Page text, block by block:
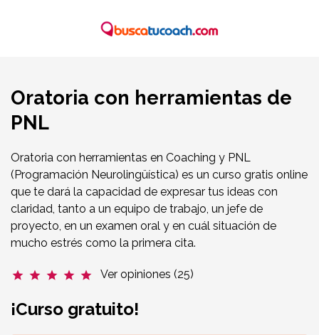
Oratoria con herramientas de
PNL
Oratoria con herramientas en Coaching y PNL
(Programación Neurolingüística) es un curso gratis online
que te dará la capacidad de expresar tus ideas con
claridad, tanto a un equipo de trabajo, un jefe de
proyecto, en un examen oral y en cuál situación de
mucho estrés como la primera cita.
star star star star star Ver opiniones (25)
¡Curso gratuito!